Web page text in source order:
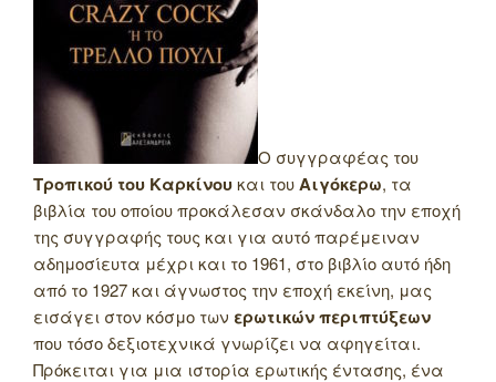
Ο συγγραφέας του
Τροπικού του Καρκίνουκαι τουΑιγόκερω, τα
βιβλία του οποίου προκάλεσαν σκάνδαλο την εποχή
της συγγραφής τους και για αυτό παρέμειναν
αδημοσίευτα μέχρι και το 1961, στο βιβλίο αυτό ήδη
από το 1927 και άγνωστος την εποχή εκείνη, μας
εισάγει στον κόσμο των ερωτικών περιπτύξεων
που τόσο δεξιοτεχνικά γνωρίζει να αφηγείται.
Πρόκειται για μια ιστορία ερωτικής έντασης, ένα